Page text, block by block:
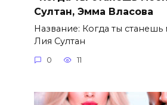
Султан, Эмма Власова
Название: Когда ты
Лия Султан
0 11